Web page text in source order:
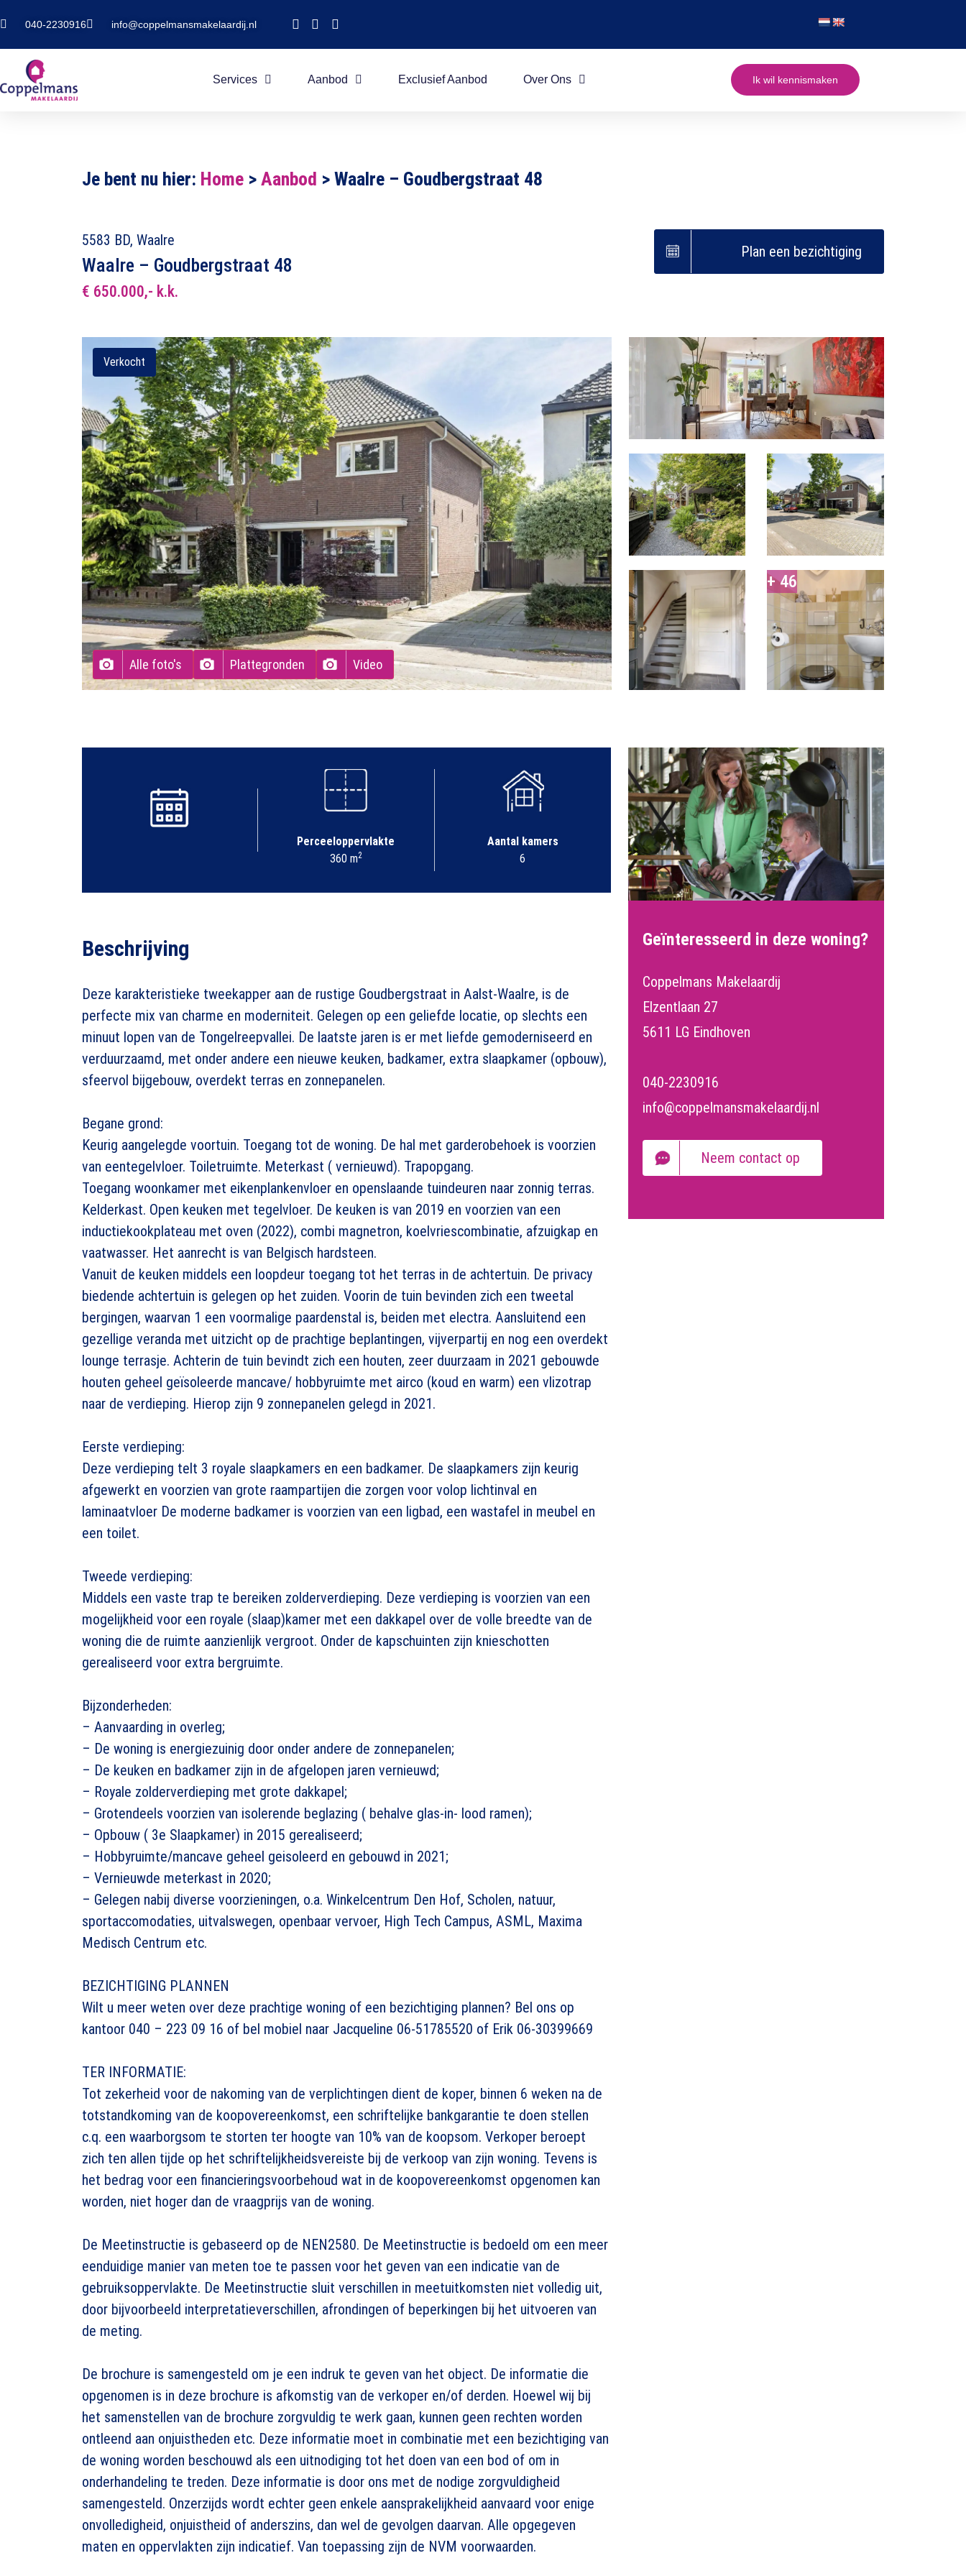
040-2230916 info@coppelmansmakelaardij.nl
Services Aanbod Exclusief Aanbod Over Ons Ik wil kennismaken
Je bent nu hier: Home > Aanbod > Waalre – Goudbergstraat 48
5583 BD, Waalre
Waalre – Goudbergstraat 48
€ 650.000,- k.k.
Plan een bezichtiging
Verkocht
Alle foto's Plattegronden Video
Perceeloppervlakte
360 m2
Aantal kamers
6
Beschrijving
Deze karakteristieke tweekapper aan de rustige Goudbergstraat in Aalst-Waalre, is de
perfecte mix van charme en moderniteit. Gelegen op een geliefde locatie, op slechts een
minuut lopen van de Tongelreepvallei. De laatste jaren is er met liefde gemoderniseerd en
verduurzaamd, met onder andere een nieuwe keuken, badkamer, extra slaapkamer (opbouw),
sfeervol bijgebouw, overdekt terras en zonnepanelen.
Begane grond:
Keurig aangelegde voortuin. Toegang tot de woning. De hal met garderobehoek is voorzien
van eentegelvloer. Toiletruimte. Meterkast ( vernieuwd). Trapopgang.
Toegang woonkamer met eikenplankenvloer en openslaande tuindeuren naar zonnig terras.
Kelderkast. Open keuken met tegelvloer. De keuken is van 2019 en voorzien van een
inductiekookplateau met oven (2022), combi magnetron, koelvriescombinatie, afzuigkap en
vaatwasser. Het aanrecht is van Belgisch hardsteen.
Vanuit de keuken middels een loopdeur toegang tot het terras in de achtertuin. De privacy
biedende achtertuin is gelegen op het zuiden. Voorin de tuin bevinden zich een tweetal
bergingen, waarvan 1 een voormalige paardenstal is, beiden met electra. Aansluitend een
gezellige veranda met uitzicht op de prachtige beplantingen, vijverpartij en nog een overdekt
lounge terrasje. Achterin de tuin bevindt zich een houten, zeer duurzaam in 2021 gebouwde
houten geheel geïsoleerde mancave/ hobbyruimte met airco (koud en warm) een vlizotrap
naar de verdieping. Hierop zijn 9 zonnepanelen gelegd in 2021.
Eerste verdieping:
Deze verdieping telt 3 royale slaapkamers en een badkamer. De slaapkamers zijn keurig
afgewerkt en voorzien van grote raampartijen die zorgen voor volop lichtinval en
laminaatvloer De moderne badkamer is voorzien van een ligbad, een wastafel in meubel en
een toilet.
Tweede verdieping:
Middels een vaste trap te bereiken zolderverdieping. Deze verdieping is voorzien van een
mogelijkheid voor een royale (slaap)kamer met een dakkapel over de volle breedte van de
woning die de ruimte aanzienlijk vergroot. Onder de kapschuinten zijn knieschotten
gerealiseerd voor extra bergruimte.
Bijzonderheden:
– Aanvaarding in overleg;
– De woning is energiezuinig door onder andere de zonnepanelen;
– De keuken en badkamer zijn in de afgelopen jaren vernieuwd;
– Royale zolderverdieping met grote dakkapel;
– Grotendeels voorzien van isolerende beglazing ( behalve glas-in- lood ramen);
– Opbouw ( 3e Slaapkamer) in 2015 gerealiseerd;
– Hobbyruimte/mancave geheel geisoleerd en gebouwd in 2021;
– Vernieuwde meterkast in 2020;
– Gelegen nabij diverse voorzieningen, o.a. Winkelcentrum Den Hof, Scholen, natuur,
sportaccomodaties, uitvalswegen, openbaar vervoer, High Tech Campus, ASML, Maxima
Medisch Centrum etc.
BEZICHTIGING PLANNEN
Wilt u meer weten over deze prachtige woning of een bezichtiging plannen? Bel ons op
kantoor 040 – 223 09 16 of bel mobiel naar Jacqueline 06-51785520 of Erik 06-30399669
TER INFORMATIE:
Tot zekerheid voor de nakoming van de verplichtingen dient de koper, binnen 6 weken na de
totstandkoming van de koopovereenkomst, een schriftelijke bankgarantie te doen stellen
c.q. een waarborgsom te storten ter hoogte van 10% van de koopsom. Verkoper beroept
zich ten allen tijde op het schriftelijkheidsvereiste bij de verkoop van zijn woning. Tevens is
het bedrag voor een financieringsvoorbehoud wat in de koopovereenkomst opgenomen kan
worden, niet hoger dan de vraagprijs van de woning.
De Meetinstructie is gebaseerd op de NEN2580. De Meetinstructie is bedoeld om een meer
eenduidige manier van meten toe te passen voor het geven van een indicatie van de
gebruiksoppervlakte. De Meetinstructie sluit verschillen in meetuitkomsten niet volledig uit,
door bijvoorbeeld interpretatieverschillen, afrondingen of beperkingen bij het uitvoeren van
de meting.
De brochure is samengesteld om je een indruk te geven van het object. De informatie die
opgenomen is in deze brochure is afkomstig van de verkoper en/of derden. Hoewel wij bij
het samenstellen van de brochure zorgvuldig te werk gaan, kunnen geen rechten worden
ontleend aan onjuistheden etc. Deze informatie moet in combinatie met een bezichtiging van
de woning worden beschouwd als een uitnodiging tot het doen van een bod of om in
onderhandeling te treden. Deze informatie is door ons met de nodige zorgvuldigheid
samengesteld. Onzerzijds wordt echter geen enkele aansprakelijkheid aanvaard voor enige
onvolledigheid, onjuistheid of anderszins, dan wel de gevolgen daarvan. Alle opgegeven
maten en oppervlakten zijn indicatief. Van toepassing zijn de NVM voorwaarden.
Geïnteresseerd in deze woning?
Coppelmans Makelaardij
Elzentlaan 27
5611 LG Eindhoven
040-2230916
info@coppelmansmakelaardij.nl
Neem contact op